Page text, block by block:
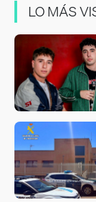
LO MÁS